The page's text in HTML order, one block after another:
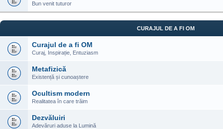
Bun venit tuturor
CURAJUL DE A FI OM
Curajul de a fi OM
Curaj, Inspirație, Entuziasm
Metafizică
Existență și cunoaștere
Ocultism modern
Realitatea în care trăim
Dezvăluiri
Adevăruri aduse la Lumină